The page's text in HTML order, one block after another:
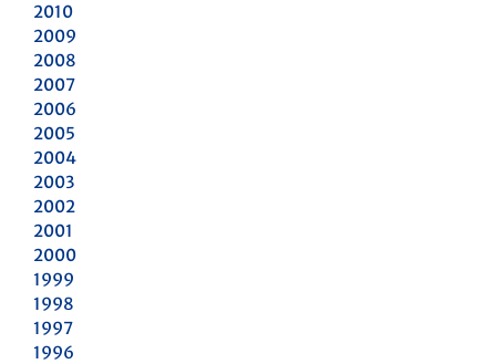
2010
2009
2008
2007
2006
2005
2004
2003
2002
2001
2000
1999
1998
1997
1996